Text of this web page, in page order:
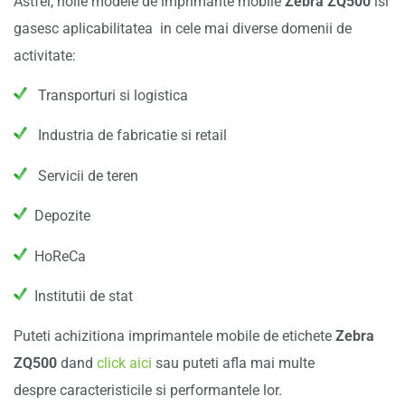
gasesc aplicabilitatea in cele mai diverse domenii de
activitate:
Transporturi si logistica
Industria de fabricatie si retail
Servicii de teren
Depozite
HoReCa
Institutii de stat
Puteti achizitiona imprimantele mobile de etichete Zebra
ZQ500 dand click aici sau puteti afla mai multe
despre caracteristicile si performantele lor.